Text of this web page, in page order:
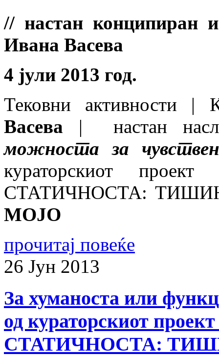
// настан конципиран
Ивана Васева
4 јули 2013 год.
Тековни активности |
Васева | настан
можноста за
кураторскиот
СТАТИЧНОСТА:
MОЈО
прочитај повеќе
26 Јун 2013
За хуманоста или
од кураторскиот
СТАТИЧНОСТА: